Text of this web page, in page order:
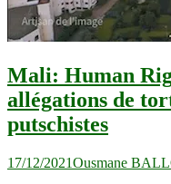
Mali: Human
allégations de
putschistes
17/12/2021Ousmane